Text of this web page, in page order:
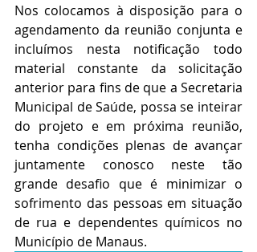
Nos colocamos à disposição para o
agendamento da reunião conjunta e
incluímos nesta notificação todo
material constante da solicitação
anterior para fins de que a Secretaria
Municipal de Saúde, possa se inteirar
do projeto e em próxima reunião,
tenha condições plenas de avançar
juntamente conosco neste tão
grande desafio que é minimizar o
sofrimento das pessoas em situação
de rua e dependentes químicos no
Município de Manaus.